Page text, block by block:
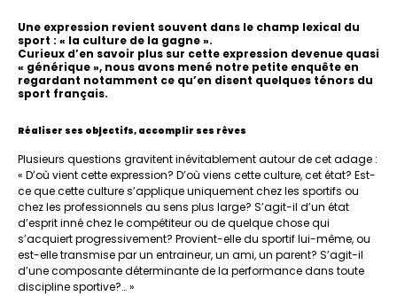
Une expression revient souvent dans le champ lexical du
sport : « la culture de la gagne ».
Curieux d’en savoir plus sur cette expression devenue quasi
« générique », nous avons mené notre petite enquête en
regardant notamment ce qu’en disent quelques ténors du
sport français.
Réaliser ses objectifs, accomplir ses rêves
Plusieurs questions gravitent inévitablement autour de cet adage :
« D’où vient cette expression? D’où viens cette culture, cet état? Est-
ce que cette culture s’applique uniquement chez les sportifs ou
chez les professionnels au sens plus large? S’agit-il d’un état
d’esprit inné chez le compétiteur ou de quelque chose qui
s’acquiert progressivement? Provient-elle du sportif lui-même, ou
est-elle transmise par un entraineur, un ami, un parent? S’agit-il
d’une composante déterminante de la performance dans toute
discipline sportive?… »